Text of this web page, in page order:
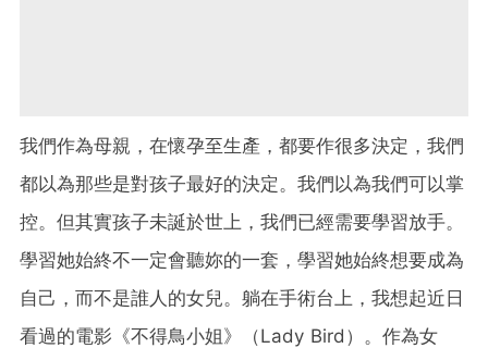
我們作為母親，在懷孕至生產，都要作很多決定，我們
都以為那些是對孩子最好的決定。我們以為我們可以掌
控。但其實孩子未誕於世上，我們已經需要學習放手。
學習她始終不一定會聽妳的一套，學習她始終想要成為
自己，而不是誰人的女兒。躺在手術台上，我想起近日
看過的電影《不得鳥小姐》（Lady Bird）。作為女